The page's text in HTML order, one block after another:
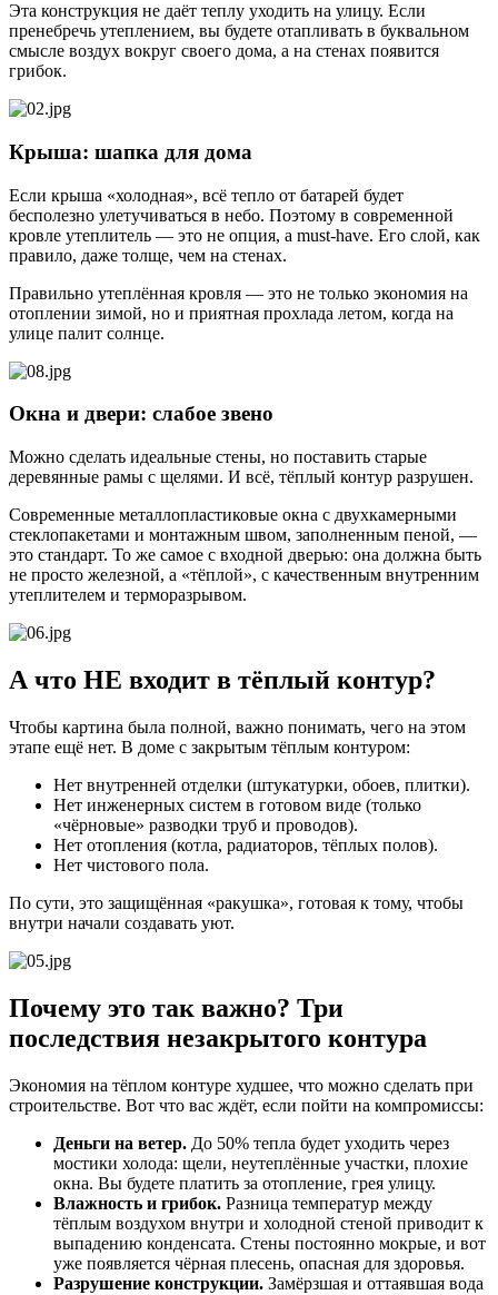
Эта конструкция не даёт теплу уходить на улицу. Если
пренебречь утеплением, вы будете отапливать в буквальном
смысле воздух вокруг своего дома, а на стенах появится
грибок.
Крыша: шапка для дома
Если крыша «холодная», всё тепло от батарей будет
бесполезно улетучиваться в небо. Поэтому в современной
кровле утеплитель — это не опция, а must-have. Его слой, как
правило, даже толще, чем на стенах.
Правильно утеплённая кровля — это не только экономия на
отоплении зимой, но и приятная прохлада летом, когда на
улице палит солнце.
Окна и двери: слабое звено
Можно сделать идеальные стены, но поставить старые
деревянные рамы с щелями. И всё, тёплый контур разрушен.
Современные металлопластиковые окна с двухкамерными
стеклопакетами и монтажным швом, заполненным пеной, —
это стандарт. То же самое с входной дверью: она должна быть
не просто железной, а «тёплой», с качественным внутренним
утеплителем и терморазрывом.
А что НЕ входит в тёплый контур?
Чтобы картина была полной, важно понимать, чего на этом
этапе ещё нет. В доме с закрытым тёплым контуром:
Нет внутренней отделки (штукатурки, обоев, плитки).
Нет инженерных систем в готовом виде (только
«чёрновые» разводки труб и проводов).
Нет отопления (котла, радиаторов, тёплых полов).
Нет чистового пола.
По сути, это защищённая «ракушка», готовая к тому, чтобы
внутри начали создавать уют.
Почему это так важно? Три
последствия незакрытого контура
Экономия на тёплом контуре худшее, что можно сделать при
строительстве. Вот что вас ждёт, если пойти на компромиссы:
Деньги на ветер. До 50% тепла будет уходить через
мостики холода: щели, неутеплённые участки, плохие
окна. Вы будете платить за отопление, грея улицу.
Влажность и грибок. Разница температур между
тёплым воздухом внутри и холодной стеной приводит к
выпадению конденсата. Стены постоянно мокрые, и вот
уже появляется чёрная плесень, опасная для здоровья.
Разрушение конструкции. Замёрзшая и оттаявшая вода